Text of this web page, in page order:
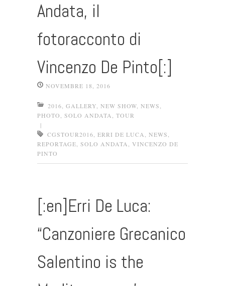
Andata, il
fotoracconto di
Vincenzo De Pinto[:]
NOVEMBRE 18, 2016
2016 GALLERY NEW SHOW NEWS
PHOTO
SOLO ANDATA
TOUR
|
CGSTOUR2016 ERRI DE LUCA NEWS
REPORTAGE SOLO ANDATA
VINCENZO DE
PINTO
[:en]Erri De Luca:
“Canzoniere Grecanico
Salentino is the